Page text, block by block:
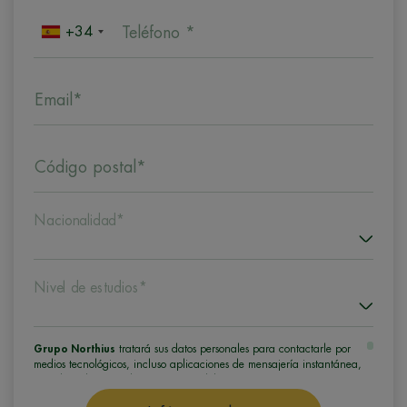
+34 Teléfono *
Email*
Código postal*
Nacionalidad*
Nivel de estudios*
Grupo Northius tratará sus datos personales para contactarle por
medios tecnológicos, incluso aplicaciones de mensajería instantánea,
seleccionado o de otros directamente relacionados con el interés